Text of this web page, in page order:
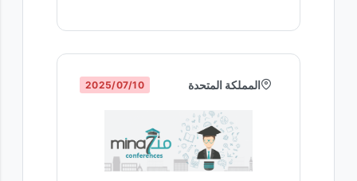
المملكة المتحدة 10‏/07‏/2025